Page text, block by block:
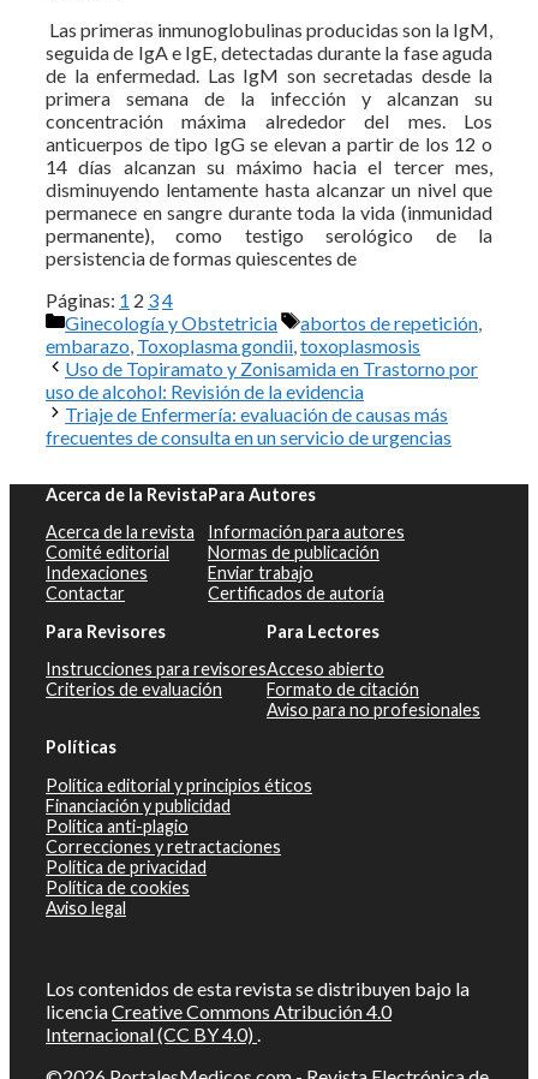
Las primeras inmunoglobulinas producidas son la IgM,
seguida de IgA e IgE, detectadas durante la fase aguda
de la enfermedad. Las IgM son secretadas desde la
primera semana de la infección y alcanzan su
concentración máxima alrededor del mes. Los
anticuerpos de tipo IgG se elevan a partir de los 12 o
14 días alcanzan su máximo hacia el tercer mes,
disminuyendo lentamente hasta alcanzar un nivel que
permanece en sangre durante toda la vida (inmunidad
permanente), como testigo serológico de la
persistencia de formas quiescentes de
Páginas: 1 2 34
Categorías
Ginecología y Obstetricia Etiquetas
abortos de repetición
embarazo Toxoplasma gondii toxoplasmosis
Uso de Topiramato y Zonisamida en Trastorno por
uso de alcohol: Revisión de la evidencia
Triaje de Enfermería: evaluación de causas más
frecuentes de consulta en un servicio de urgencias
Acerca de la Revista
Acerca de la revista
Comité editorial
Indexaciones
Contactar
Para Autores
Información para autores
Normas de publicación
Enviar trabajo
Certificados de autoría
Para Revisores
Instrucciones para revisores
Criterios de evaluación
Para Lectores
Acceso abierto
Formato de citación
Aviso para no profesionales
Políticas
Política editorial y principios éticos
Financiación y publicidad
Política anti-plagio
Correcciones y retractaciones
Política de privacidad
Política de cookies
Aviso legal
Los contenidos de esta revista se distribuyen bajo la
licenciaCreative Commons Atribución 4.0
Internacional (CC BY 4.0) .